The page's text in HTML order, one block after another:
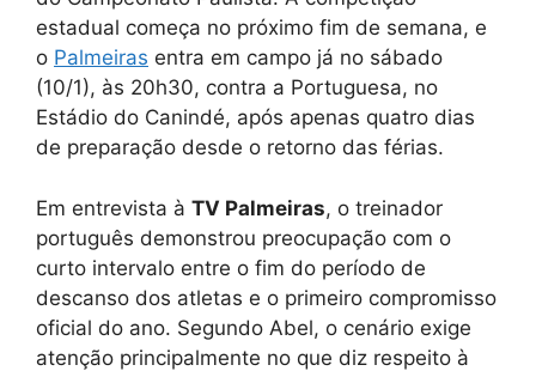
estadual começa no próximo fim de semana, e
o Palmeiras entra em campo já no sábado
(10/1), às 20h30, contra a Portuguesa, no
Estádio do Canindé, após apenas quatro dias
de preparação desde o retorno das férias.
Em entrevista à TV Palmeiras, o treinador
português demonstrou preocupação com o
curto intervalo entre o fim do período de
descanso dos atletas e o primeiro compromisso
oficial do ano. Segundo Abel, o cenário exige
atenção principalmente no que diz respeito à